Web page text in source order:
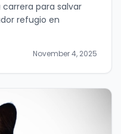
para salvar
refugio en
November 4, 2025